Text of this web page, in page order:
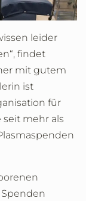
leider
findet
mit gutem
ist
für
mehr als